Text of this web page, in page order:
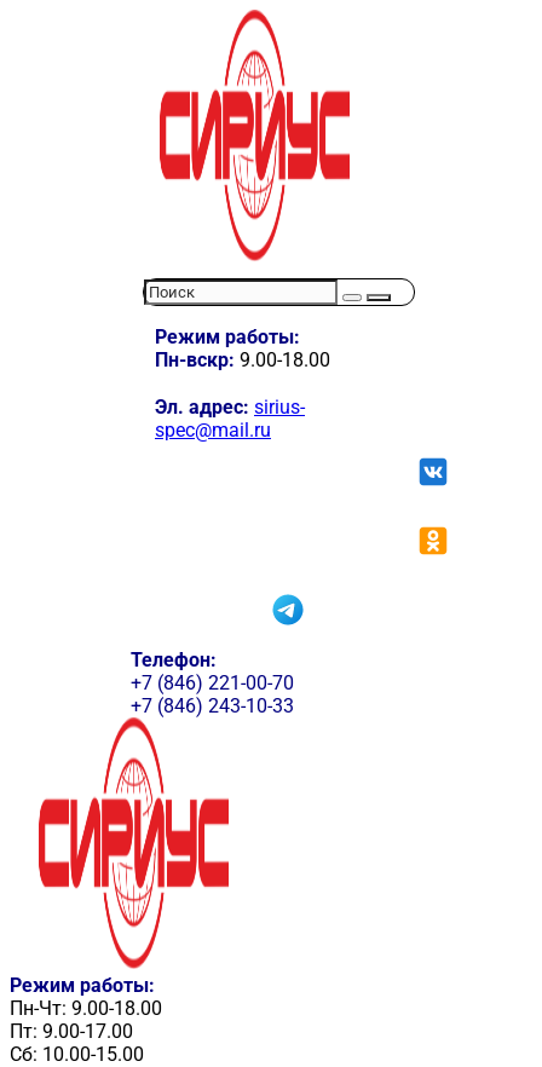
Режим работы:
Пн-вскр: 9.00-18.00
Эл. адрес: sirius-
spec@mail.ru
Телефон:
+7 (846) 221-00-70
+7 (846) 243-10-33
Режим работы:
Пн-Чт: 9.00-18.00
Пт: 9.00-17.00
Сб: 10.00-15.00